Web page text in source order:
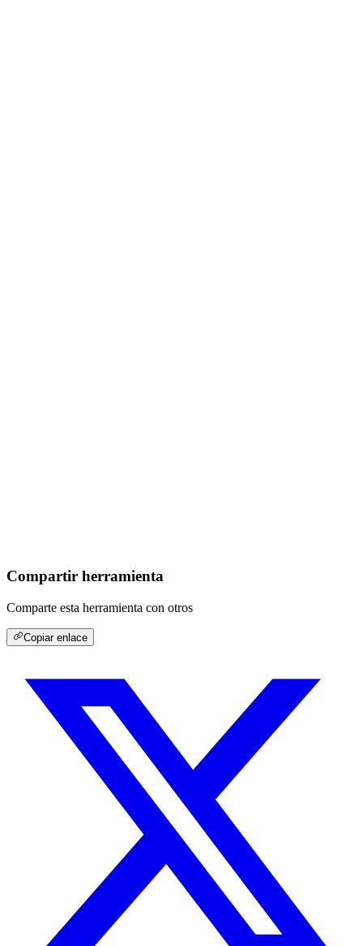
Compartir herramienta
Comparte esta herramienta con otros
Copiar enlace